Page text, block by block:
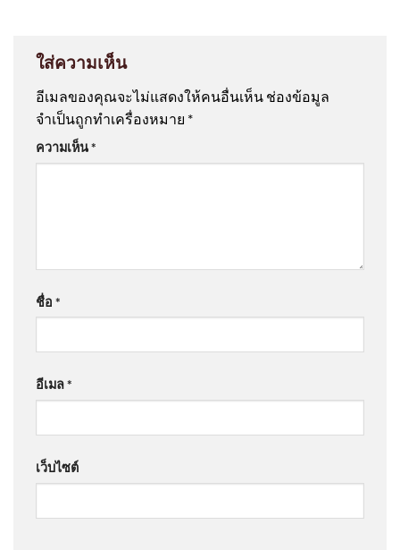
ใส่ความเห็น
อีเมลของคุณจะไม่แสดงให้คนอื่นเห็น ช่องข้อมูล
จำเป็นถูกทำเครื่องหมาย *
ความเห็น*
ชื่อ *
อีเมล*
เว็บไซต์